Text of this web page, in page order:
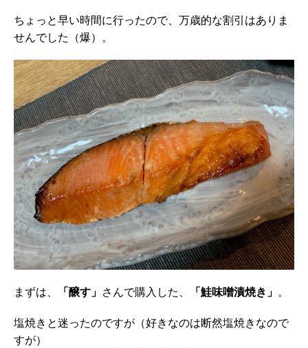
ちょっと早い時間に行ったので、万歳的な割引はありま
せんでした（爆）。
まずは、 「醸す」 さんで購入した、 「鮭味噌漬焼き」 。
塩焼きと迷ったのですが（好きなのは断然塩焼きなので
すが）